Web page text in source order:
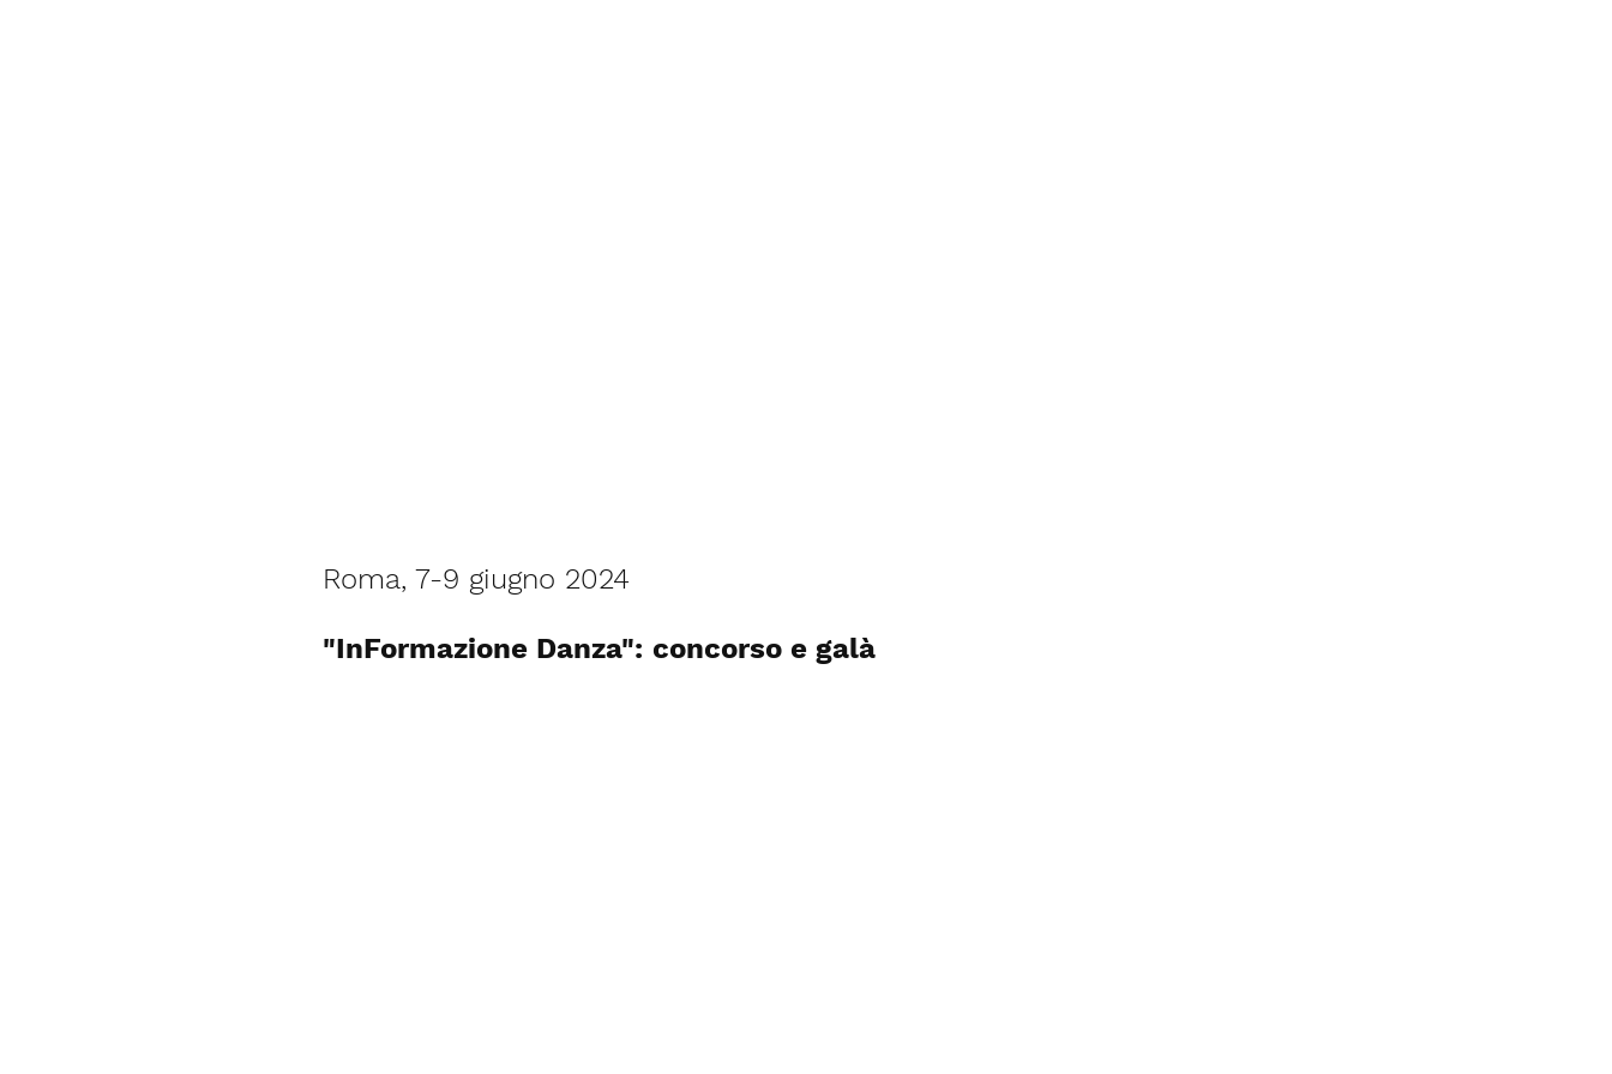
Roma, 7-9 giugno 2024
"InFormazione Danza": concorso e galà